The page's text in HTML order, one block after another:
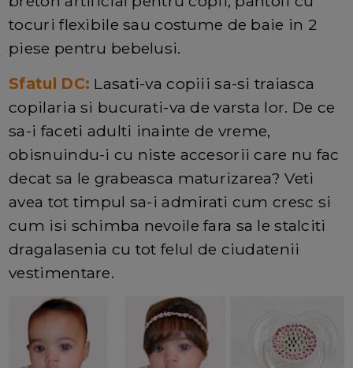
tocuri flexibile sau costume de baie in 2
piese pentru bebelusi.
Sfatul DC: Lasati-va copiii sa-si traiasca
copilaria si bucurati-va de varsta lor. De ce
sa-i faceti adulti inainte de vreme,
obisnuindu-i cu niste accesorii care nu fac
decat sa le grabeasca maturizarea? Veti
avea tot timpul sa-i admirati cum cresc si
cum isi schimba nevoile fara sa le stalciti
dragalasenia cu tot felul de ciudatenii
vestimentare.